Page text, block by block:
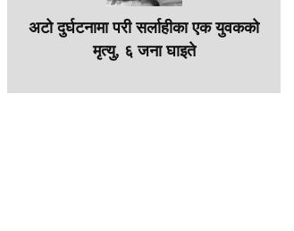
अटो दुर्घटनामा परी सर्लाहीका एक युवकको
मृत्यु, ६ जना घाइते